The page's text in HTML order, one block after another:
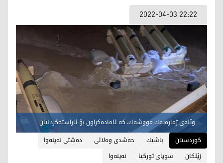
2022-04-03 22:22
وێنه‌ی ژماره‌یه‌ك مووشه‌ك، كه‌ ئاماده‌كراون بۆ ئاراسته‌كردنیان
کوردستان
باشیك حه‌شدی وه‌لائی
ده‌شتی نه‌ینه‌وا
زێلكان
سوپای توركیا نه‌ینه‌وا